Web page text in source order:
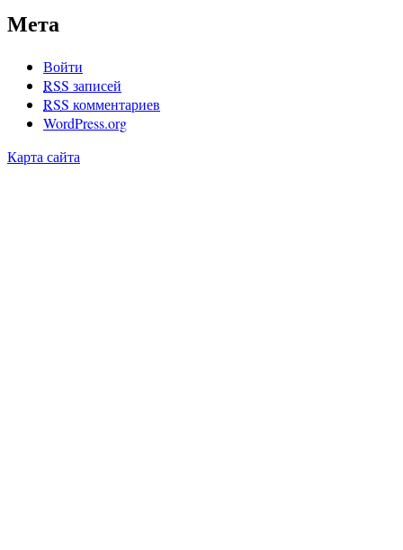
Мета
Войти
RSS записей
RSS комментариев
WordPress.org
Карта сайта